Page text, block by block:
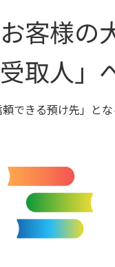
客様の
取人」
できる預け先」と